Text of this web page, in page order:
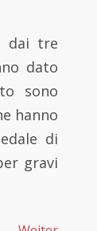
dai tre
dato
sono
hanno
di
gravi